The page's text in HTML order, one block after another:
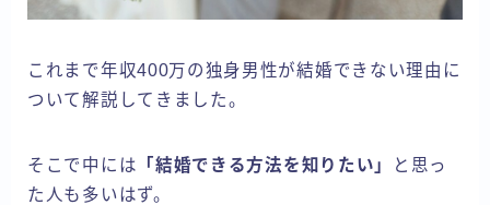
これまで年収400万の独身男性が結婚できない理由に
ついて解説してきました。
そこで中には 「結婚できる方法を知りたい」
と思っ
た人も多いはず。